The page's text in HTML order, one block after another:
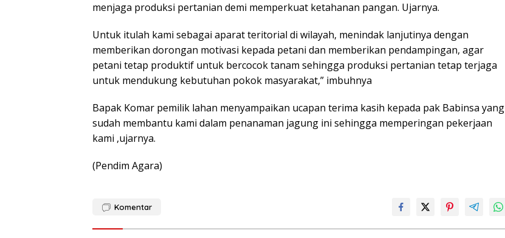
menjaga produksi pertanian demi memperkuat ketahanan pangan. Ujarnya.
Untuk itulah kami sebagai aparat teritorial di wilayah, menindak lanjutinya dengan
memberikan dorongan motivasi kepada petani dan memberikan pendampingan, agar
petani tetap produktif untuk bercocok tanam sehingga produksi pertanian tetap terjaga
untuk mendukung kebutuhan pokok masyarakat,” imbuhnya
Bapak Komar pemilik lahan menyampaikan ucapan terima kasih kepada pak Babinsa yang
sudah membantu kami dalam penanaman jagung ini sehingga memperingan pekerjaan
kami ,ujarnya.
(Pendim Agara)
Komentar